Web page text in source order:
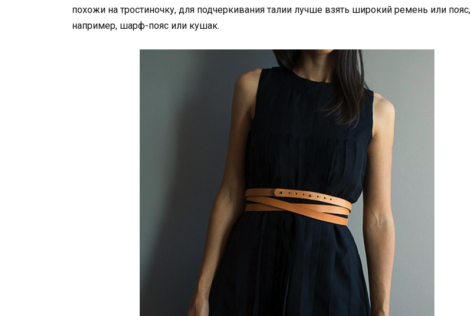
похожи на тростиночку, для подчеркивания талии лучше взять широкий ремень или пояс,
например, шарф-пояс или кушак.